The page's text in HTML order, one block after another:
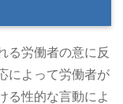
る労働者の意に反
によって労働者が
る性的な言動によ